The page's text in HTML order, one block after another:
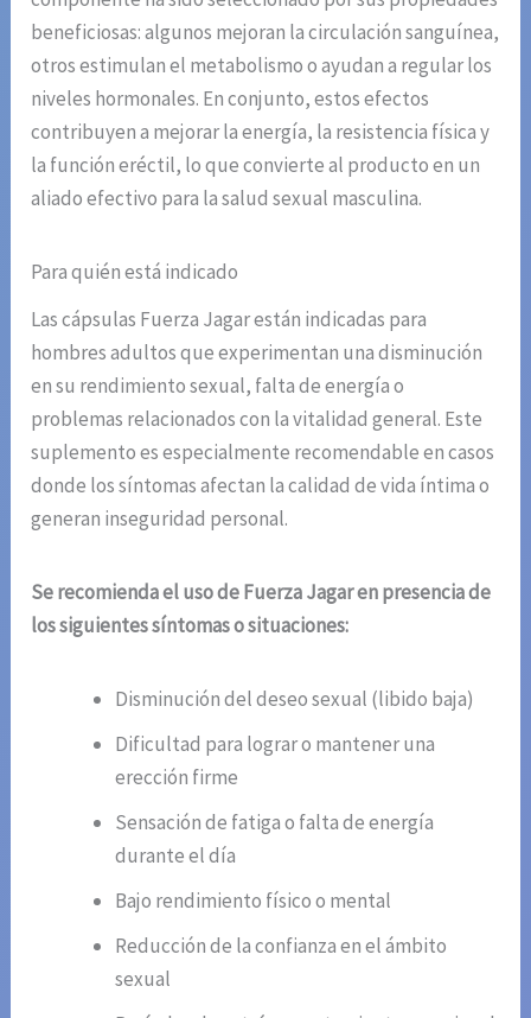
beneficiosas: algunos mejoran la circulación sanguínea,
otros estimulan el metabolismo o ayudan a regular los
niveles hormonales. En conjunto, estos efectos
contribuyen a mejorar la energía, la resistencia física y
la función eréctil, lo que convierte al producto en un
aliado efectivo para la salud sexual masculina.
Para quién está indicado
Las cápsulas Fuerza Jagar están indicadas para
hombres adultos que experimentan una disminución
en su rendimiento sexual, falta de energía o
problemas relacionados con la vitalidad general. Este
suplemento es especialmente recomendable en casos
donde los síntomas afectan la calidad de vida íntima o
generan inseguridad personal.
Se recomienda el uso de Fuerza Jagar en presencia de
los siguientes síntomas o situaciones:
Disminución del deseo sexual (libido baja)
Dificultad para lograr o mantener una
erección firme
Sensación de fatiga o falta de energía
durante el día
Bajo rendimiento físico o mental
Reducción de la confianza en el ámbito
sexual